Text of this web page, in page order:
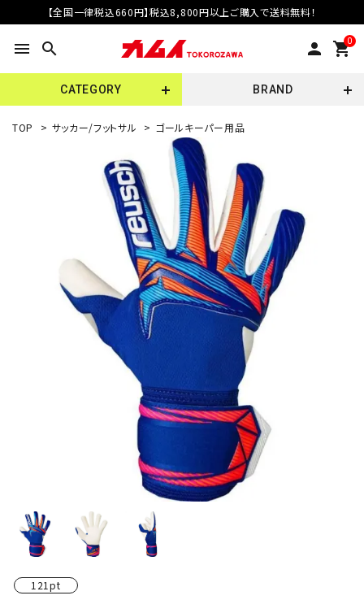
【全国一律税込660円】税込8,800円以上ご購入で送料無料！
menu search person 0
shopping_cart
CATEGORY BRAND
TOP > サッカー/フットサル > ゴールキーパー用品
121pt